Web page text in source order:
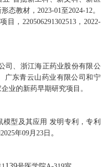
态教材，2023-01至2024-12。
，220506291302513，2022-
司、浙江海正药业股份有限公
广东青云山药业有限公司和宁
业的新药早期研究项目。
模型及其应用 发明专利，专利
年09月23日 。